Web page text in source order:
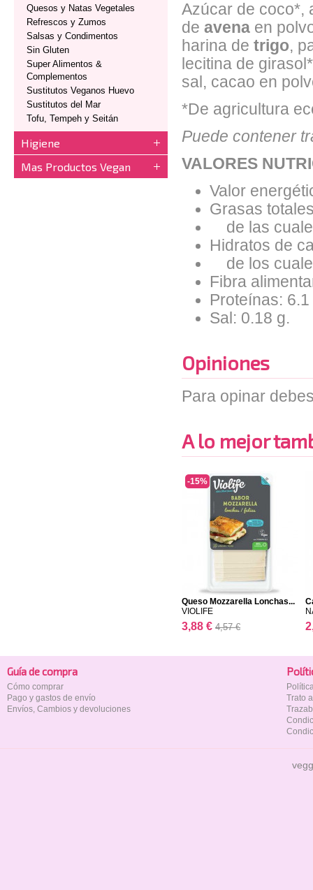
Quesos y Natas Vegetales
Refrescos y Zumos
Salsas y Condimentos
Sin Gluten
Super Alimentos &
Complementos
Sustitutos Veganos Huevo
Sustitutos del Mar
Tofu, Tempeh y Seitán
Higiene
Mas Productos Vegan
Azúcar de coco*,
de avena en
harina de trigo,
lecitina de
sal, cacao en
*De agricultura
Puede contener
VALORES
Valor
Grasas
de las
Hidratos de
de los
Fibra
Proteínas: 6.1
Sal: 0.18 g.
Opiniones
Para opinar
A lo mejor
Queso Mozzarella Lonchas...
VIOLIFE
3,88 € 4,57 €
-15%
Guía de compra
Cómo comprar
Pago y gastos de envío
Envíos, Cambios y devoluciones
Trato